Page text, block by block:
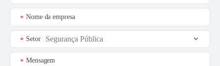
Nome da empresa
*
Setor
*
Mensagem
*